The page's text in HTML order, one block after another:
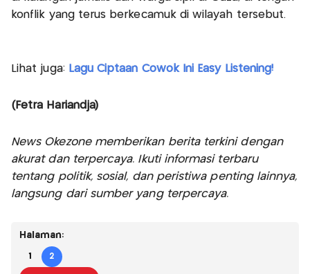
konflik yang terus berkecamuk di wilayah tersebut.
Lihat juga: Lagu Ciptaan Cowok Ini Easy Listening!
(Fetra Hariandja)
News Okezone memberikan berita terkini dengan
akurat dan terpercaya. Ikuti informasi terbaru
tentang politik, sosial, dan peristiwa penting lainnya,
langsung dari sumber yang terpercaya.
Halaman:
1 2